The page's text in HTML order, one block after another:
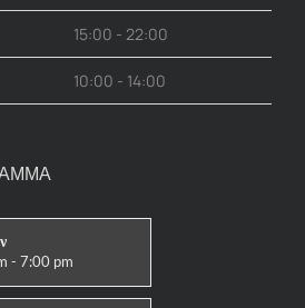
15:00 - 22:00
10:00 - 14:00
- 7:00 pm